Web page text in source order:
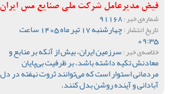
فیض مدیرعامل شرکت ملی صنایع مس ایران
شماره‌ی خبر :
تاریخ انتشار : چهارشنبه 17 تیر ماه 1405 ساعت
09:35
خلاصه‌ی خبر :سرزمین ایران، بیش از آنکه بر منابع و
معادنش تکیه داشته باشد، بر ظرفیت بی‌پایان
مردمانی استوار است که می‌توانند ثروت نهفته در
آبادانی و آینده روشن بدل کنند.